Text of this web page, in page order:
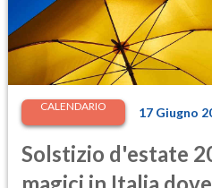
CALENDARIO 17 Giugno
Solstizio d'estate